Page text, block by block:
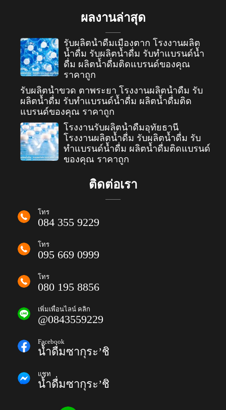
ผลงานล่าสุด
รับผลิตน้ำดื่มเมืองตาก โรงงานผลิต
น้ำดื่ม รับผลิตน้ำดื่ม รับทำแบรนด์น้ำ
ดื่ม ผลิตน้ำดื่มติดแบรนด์ของคุณ
ราคาถูก
รับผลิตน้ำขวด ตาพระยา โรงงานผลิตน้ำดื่ม รับ
ผลิตน้ำดื่ม รับทำแบรนด์น้ำดื่ม ผลิตน้ำดื่มติด
แบรนด์ของคุณ ราคาถูก
โรงงานรับผลิตน้ำดื่มอุทัยธานี
โรงงานผลิตน้ำดื่ม รับผลิตน้ำดื่ม รับ
ทำแบรนด์น้ำดื่ม ผลิตน้ำดื่มติดแบรนด์
ของคุณ ราคาถูก
ติดต่อเรา
โทร
084 355 9229
โทร
095 669 0999
โทร
080 195 8856
เพิ่มเพื่อนไลน์ คลิก
@0843559229
Facebook
น้ำดื่มซากุระ’ชิ
แชท
น้ำดื่มซากุระ’ชิ